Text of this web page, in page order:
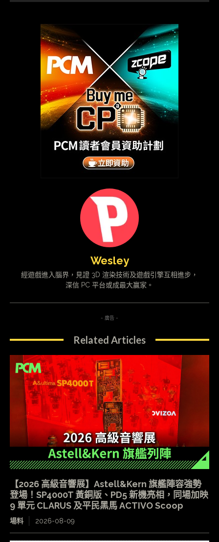
Wesley
經遊戲進入腦界，見證 3D 渲染技術及遊戲引擎互相進步，
深信 PC 平台或成最大贏家。
- 廣告 -
Related Articles
【2026 高級音響展】Astell&Kern 旗艦陣容強勢
登場！SP4000T 黃銅版、PD5 新機亮相，同場加映
9 單元 CLARUS 及平民黑馬 ACTIVO Scoop
場料 2026-08-09